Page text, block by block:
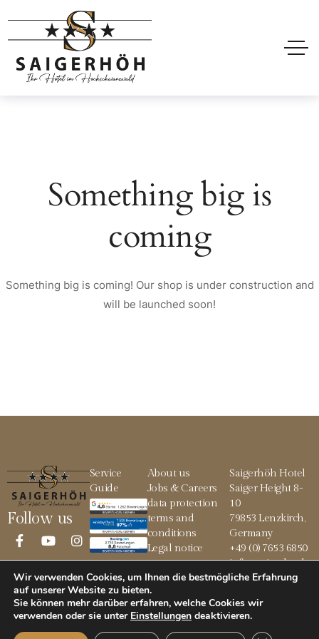
Something big is
coming
Something big is coming! Our shop is under construction and
will be launched soon!
Follow us
Service
Guide
About us
Jobs & Careers
data protection
terms and
conditions
Legal notice
Saigerhöh Hotel
Saiger Height 8-
10
79853 Lenzkirch,
Germany
+49 (0) 7653 6850
info@saigerhoeh.
de
Wir verwenden Cookies, um Ihnen die bestmögliche Erfahrung
auf unserer Website zu bieten.
Sie können mehr darüber erfahren, welche Cookies wir
verwenden oder sie unter Einstellungen deaktivieren.